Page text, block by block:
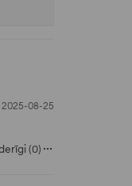
2025-08-25
(0)